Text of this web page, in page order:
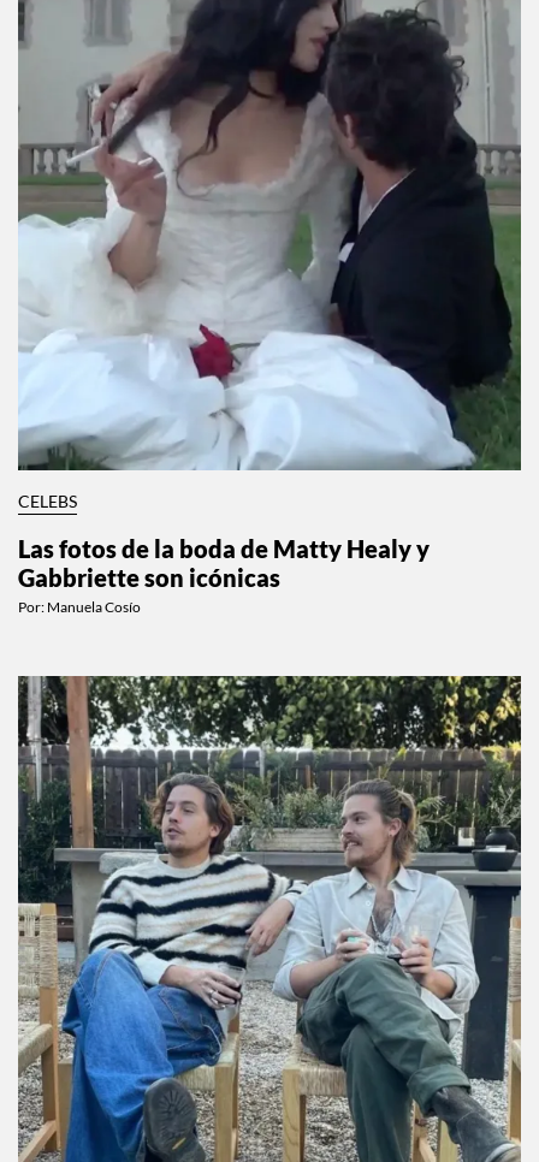
CELEBS
Las fotos de la boda de Matty Healy y
Gabbriette son icónicas
Por: Manuela Cosío